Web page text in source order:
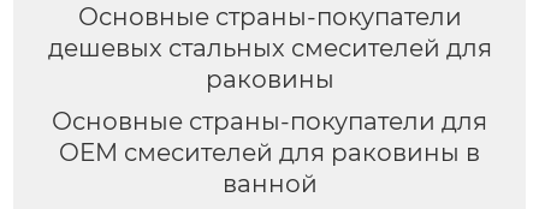
Основные страны-покупатели
дешевых стальных смесителей для
раковины
Основные страны-покупатели для
OEM смесителей для раковины в
ванной